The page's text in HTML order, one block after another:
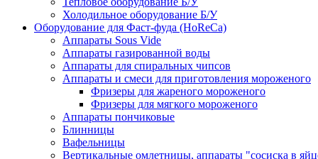
Холодильное оборудование Б/У
Оборудование для Фаст-фуда (HoReCa)
Аппараты Sous Vide
Аппараты газированной воды
Аппараты для спиральных чипсов
Аппараты и смеси для приготовления мороженого
Фризеры для жареного мороженого
Фризеры для мягкого мороженого
Аппараты пончиковые
Блинницы
Вафельницы
Вертикальные омлетницы, аппараты "сосиска в